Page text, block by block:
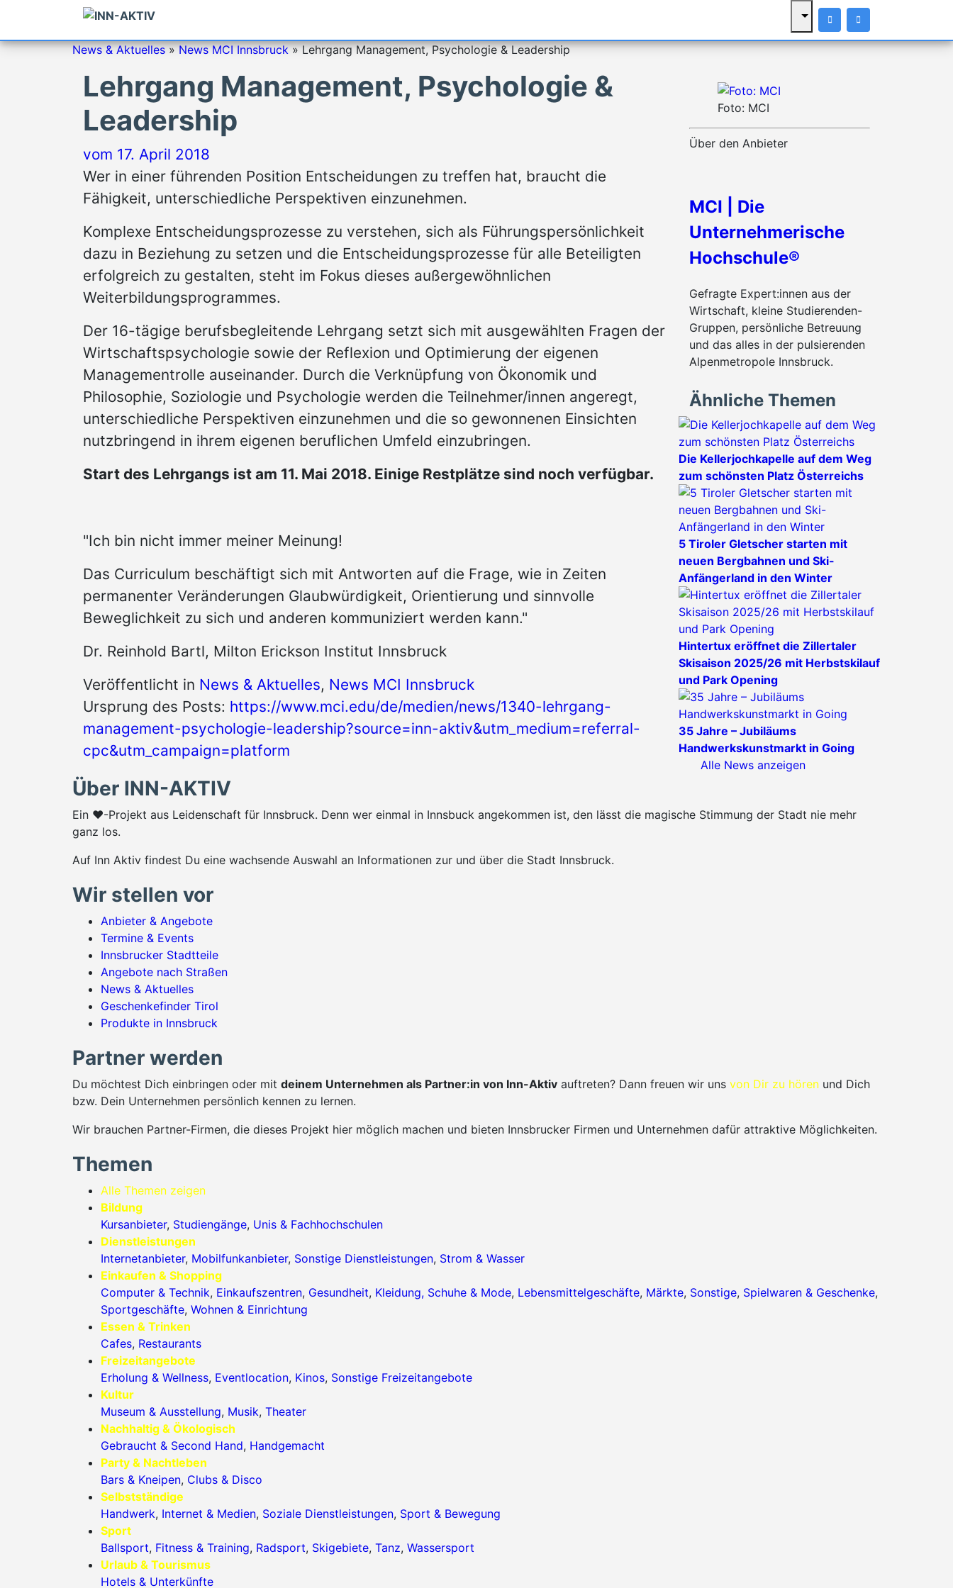
News & Aktuelles»News MCI Innsbruck»Lehrgang Management, Psychologie & Leadership
Lehrgang Management, Psychologie &
Leadership
vom 17. April 2018
Wer in einer führenden Position Entscheidungen zu treffen hat, braucht die
Fähigkeit, unterschiedliche Perspektiven einzunehmen.
Komplexe Entscheidungsprozesse zu verstehen, sich als Führungspersönlichkeit
dazu in Beziehung zu setzen und die Entscheidungsprozesse für alle Beteiligten
erfolgreich zu gestalten, steht im Fokus dieses außergewöhnlichen
Weiterbildungsprogrammes.
Der 16-tägige berufsbegleitende Lehrgang setzt sich mit ausgewählten Fragen der
Wirtschaftspsychologie sowie der Reflexion und Optimierung der eigenen
Managementrolle auseinander. Durch die Verknüpfung von Ökonomik und
Philosophie, Soziologie und Psychologie werden die Teilnehmer/innen angeregt,
unterschiedliche Perspektiven einzunehmen und die so gewonnenen Einsichten
nutzbringend in ihrem eigenen beruflichen Umfeld einzubringen.
Start des Lehrgangs ist am 11. Mai 2018. Einige Restplätze sind noch verfügbar.
"Ich bin nicht immer meiner Meinung!
Das Curriculum beschäftigt sich mit Antworten auf die Frage, wie in Zeiten
permanenter Veränderungen Glaubwürdigkeit, Orientierung und sinnvolle
Beweglichkeit zu sich und anderen kommuniziert werden kann."
Dr. Reinhold Bartl, Milton Erickson Institut Innsbruck
Veröffentlicht in News & Aktuelles, News MCI Innsbruck
Ursprung des Posts: https://www.mci.edu/de/medien/news/1340-lehrgang-
management-psychologie-leadership?source=inn-aktiv&utm_medium=referral-
cpc&utm_campaign=platform
Foto: MCI
Über den Anbieter
MCI | Die
Unternehmerische
Hochschule®
Gefragte Expert:innen aus der
Wirtschaft, kleine Studierenden-
Gruppen, persönliche Betreuung
und das alles in der pulsierenden
Alpenmetropole Innsbruck.
Ähnliche Themen
Die Kellerjochkapelle auf dem Weg
zum schönsten Platz Österreichs
5 Tiroler Gletscher starten mit
neuen Bergbahnen und Ski-
Anfängerland in den Winter
Hintertux eröffnet die Zillertaler
Skisaison 2025/26 mit Herbstskilauf
und Park Opening
35 Jahre – Jubiläums
Handwerkskunstmarkt in Going
Alle News anzeigen
Über INN-AKTIV
Ein ♥-Projekt aus Leidenschaft für Innsbruck. Denn wer einmal in Innsbuck angekommen ist, den lässt die magische Stimmung der Stadt nie mehr
ganz los.
Auf Inn Aktiv findest Du eine wachsende Auswahl an Informationen zur und über die Stadt Innsbruck.
Wir stellen vor
Anbieter & Angebote
Termine & Events
Innsbrucker Stadtteile
Angebote nach Straßen
News & Aktuelles
Geschenkefinder Tirol
Produkte in Innsbruck
Partner werden
Du möchtest Dich einbringen oder mit deinem Unternehmen als Partner:in von Inn-Aktiv auftreten? Dann freuen wir uns von Dir zu hören und Dich
bzw. Dein Unternehmen persönlich kennen zu lernen.
Wir brauchen Partner-Firmen, die dieses Projekt hier möglich machen und bieten Innsbrucker Firmen und Unternehmen dafür attraktive Möglichkeiten.
Themen
Alle Themen zeigen
Bildung
Kursanbieter, Studiengänge, Unis & Fachhochschulen
Dienstleistungen
Internetanbieter, Mobilfunkanbieter, Sonstige Dienstleistungen, Strom & Wasser
Einkaufen & Shopping
Computer & Technik, Einkaufszentren, Gesundheit, Kleidung, Schuhe & Mode, Lebensmittelgeschäfte, Märkte, Sonstige, Spielwaren & Geschenke,
Sportgeschäfte, Wohnen & Einrichtung
Essen & Trinken
Cafes, Restaurants
Freizeitangebote
Erholung & Wellness, Eventlocation, Kinos, Sonstige Freizeitangebote
Kultur
Museum & Ausstellung, Musik, Theater
Nachhaltig & Ökologisch
Gebraucht & Second Hand, Handgemacht
Party & Nachtleben
Bars & Kneipen, Clubs & Disco
Selbstständige
Handwerk, Internet & Medien, Soziale Dienstleistungen, Sport & Bewegung
Sport
Ballsport, Fitness & Training, Radsport, Skigebiete, Tanz, Wassersport
Urlaub & Tourismus
Hotels & Unterkünfte